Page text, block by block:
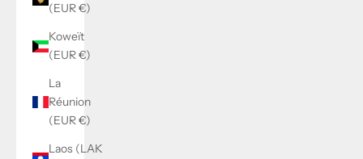
(EUR €)
Koweït
(EUR €)
La
Réunion
(EUR €)
Laos (LAK